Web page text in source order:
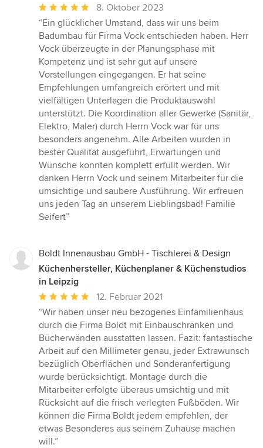
Durchschnittliche
Bewertung:
5
von
5
Sternen
8. Oktober 2023
“Ein glücklicher Umstand, dass wir uns beim
Badumbau für Firma Vock entschieden haben. Herr
Vock überzeugte in der Planungsphase mit
Kompetenz und ist sehr gut auf unsere
Vorstellungen eingegangen. Er hat seine
Empfehlungen umfangreich erörtert und mit
vielfältigen Unterlagen die Produktauswahl
unterstützt. Die Koordination aller Gewerke (Sanitär,
Elektro, Maler) durch Herrn Vock war für uns
besonders angenehm. Alle Arbeiten wurden in
bester Qualität ausgeführt, Erwartungen und
Wünsche konnten komplett erfüllt werden. Wir
danken Herrn Vock und seinem Mitarbeiter für die
umsichtige und saubere Ausführung. Wir erfreuen
uns jeden Tag an unserem Lieblingsbad! Familie
Seifert”
Boldt Innenausbau GmbH - Tischlerei & Design
Küchenhersteller, Küchenplaner & Küchenstudios
in Leipzig
Durchschnittliche
Bewertung:
5
von
5
Sternen
12. Februar 2021
“Wir haben unser neu bezogenes Einfamilienhaus
durch die Firma Boldt mit Einbauschränken und
Bücherwänden ausstatten lassen. Fazit: fantastische
Arbeit auf den Millimeter genau, jeder Extrawunsch
bezüglich Oberflächen und Sonderanfertigung
wurde berücksichtigt. Montage durch die
Mitarbeiter erfolgte überaus umsichtig und mit
Rücksicht auf die frisch verlegten Fußböden. Wir
können die Firma Boldt jedem empfehlen, der
etwas Besonderes aus seinem Zuhause machen
will.”